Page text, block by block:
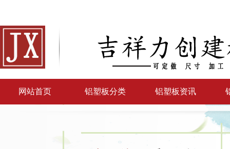
网站首页 铝塑板分类 铝塑板资讯